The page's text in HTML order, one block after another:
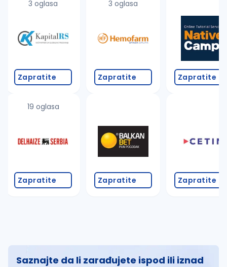
proverite pravopisne greške (koristite č, ć, š, đ,
promenite odabrane filtere pretrage
3 oglasa
Zapratite
19 oglasa
Zapratite
3 oglasa
Zapratite
Zapratite
Zapratite
Zapratite
Saznajte da li zarađujete ispod ili iznad